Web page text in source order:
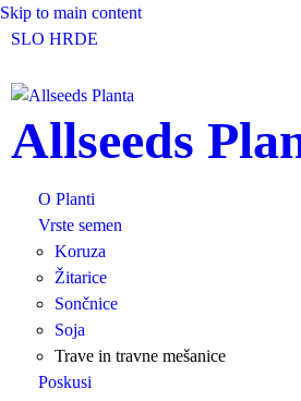
Skip to main content
SLO HRDE
Allseeds
O Planti
Vrste semen
Koruza
Žitarice
Sončnice
Soja
Trave in travne mešanice
Poskusi